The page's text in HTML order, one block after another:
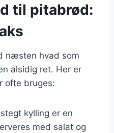
til pitabrød:
næsten hvad som
alsidig ret. Her er
ofte bruges:
kylling er en
med salat og